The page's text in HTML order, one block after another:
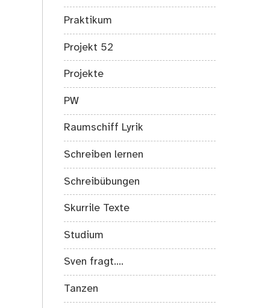
Praktikum
Projekt 52
Projekte
PW
Raumschiff Lyrik
Schreiben lernen
Schreibübungen
Skurrile Texte
Studium
Sven fragt….
Tanzen